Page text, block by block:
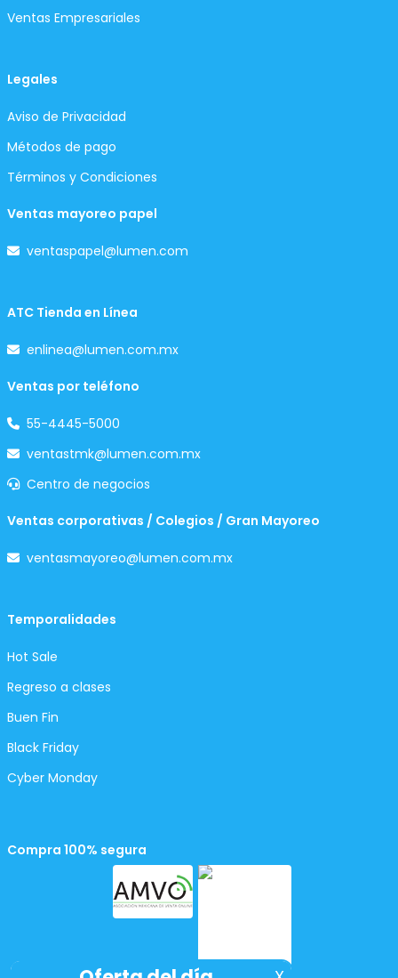
Ventas Empresariales
Legales
Aviso de Privacidad
Métodos de pago
Términos y Condiciones
Ventas mayoreo papel
ventaspapel@lumen.com
ATC Tienda en Línea
enlinea@lumen.com.mx
Ventas por teléfono
55-4445-5000
ventastmk@lumen.com.mx
Centro de negocios
Ventas corporativas / Colegios / Gran Mayoreo
ventasmayoreo@lumen.com.mx
Temporalidades
Hot Sale
Regreso a clases
Buen Fin
Black Friday
Cyber Monday
Compra 100% segura